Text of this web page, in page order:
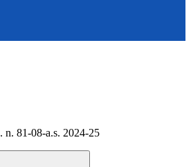
n. 81-08-a.s. 2024-25